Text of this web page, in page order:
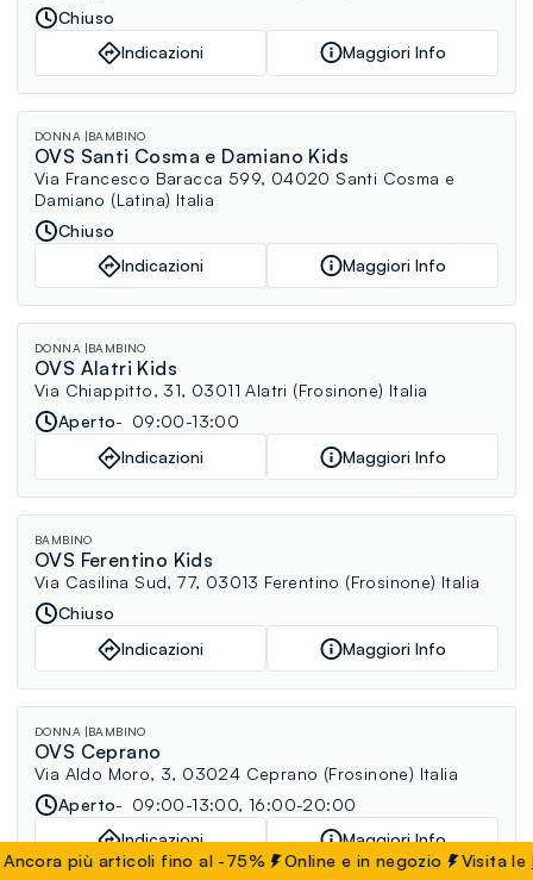
Chiuso
Indicazioni
Maggiori Info
DONNA BAMBINO
OVS Santi Cosma e Damiano Kids
Via Francesco Baracca 599, 04020 Santi Cosma e
Damiano (Latina) Italia
Chiuso
Indicazioni
Maggiori Info
DONNA BAMBINO
OVS Alatri Kids
Via Chiappitto, 31, 03011 Alatri (Frosinone) Italia
Aperto
09:00-13:00
Indicazioni
Maggiori Info
BAMBINO
OVS Ferentino Kids
Via Casilina Sud, 77, 03013 Ferentino (Frosinone) Italia
Chiuso
Indicazioni
Maggiori Info
DONNA BAMBINO
OVS Ceprano
Via Aldo Moro, 3, 03024 Ceprano (Frosinone) Italia
Aperto
09:00-13:00, 16:00-20:00
Indicazioni
Maggiori Info
più articoli fino al -75%
Online e in negozio Visita leFAQ